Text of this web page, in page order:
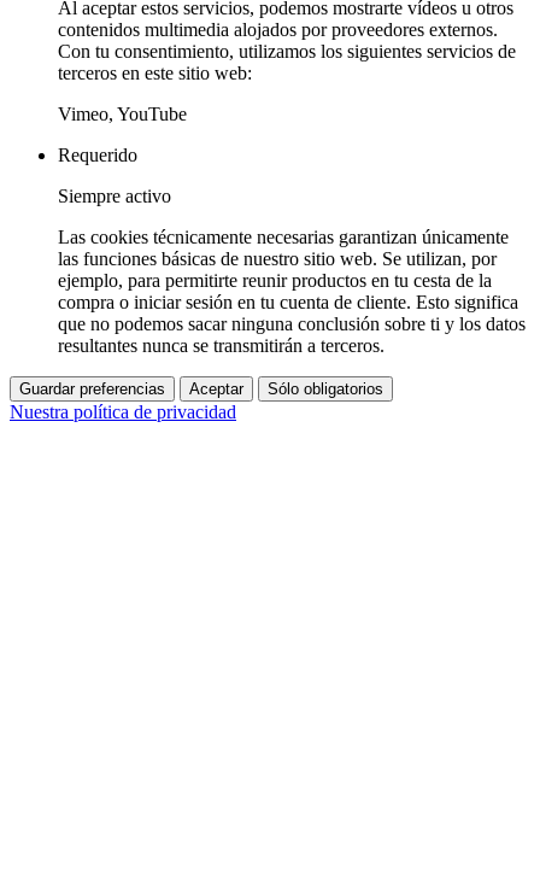
Al aceptar estos servicios, podemos mostrarte vídeos u otros
contenidos multimedia alojados por proveedores externos.
Con tu consentimiento, utilizamos los siguientes servicios de
terceros en este sitio web:
Vimeo, YouTube
Requerido
Siempre activo
Las cookies técnicamente necesarias garantizan únicamente
las funciones básicas de nuestro sitio web. Se utilizan, por
ejemplo, para permitirte reunir productos en tu cesta de la
compra o iniciar sesión en tu cuenta de cliente. Esto significa
que no podemos sacar ninguna conclusión sobre ti y los datos
resultantes nunca se transmitirán a terceros.
Guardar preferencias Aceptar Sólo obligatorios
Nuestra política de privacidad